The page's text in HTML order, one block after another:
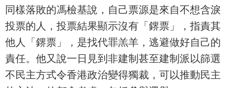
同樣落敗的馮檢基說，自己票源是來自不想含淚
投票的人，投票結果顯示沒有「鎅票」，指責其
他人「鎅票」，是找代罪羔羊，逃避做好自己的
責任。他又說一日見到非建制甚至建制派以篩選
不民主方式令香港政治變得獨裁，可以推動民主